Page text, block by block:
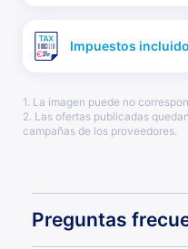
Impuestos
1. La imagen puede no
2. Las ofertas publicadas
campañas de los proveedores.
Preguntas